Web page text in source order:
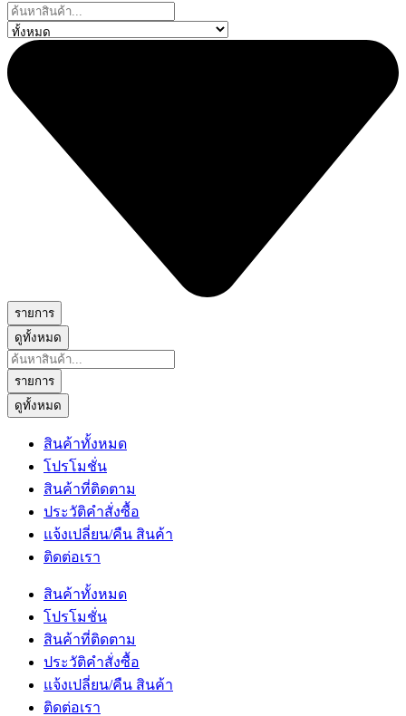
Search
...
รายการ
ดูทั้งหมด
Search
...
รายการ
ดูทั้งหมด
สินค้าทั้งหมด
โปรโมชั่น
สินค้าที่ติดตาม
ประวัติคำสั่งซื้อ
แจ้งเปลี่ยน/คืน สินค้า
ติดต่อเรา
สินค้าทั้งหมด
โปรโมชั่น
สินค้าที่ติดตาม
ประวัติคำสั่งซื้อ
แจ้งเปลี่ยน/คืน สินค้า
ติดต่อเรา